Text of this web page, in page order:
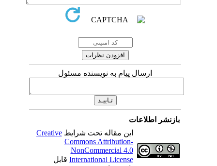
ارسال پیام به نویسنده مسئول
بازنشر اطلاعات
این مقاله تحت شرایطCreative
Commons Attribution-
NonCommercial 4.0
International Licenseقابل